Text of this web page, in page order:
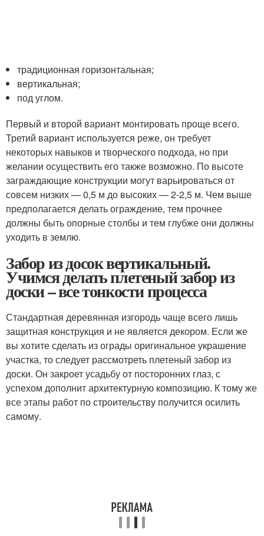
традиционная горизонтальная;
вертикальная;
под углом.
Первый и второй вариант монтировать проще всего.
Третий вариант используется реже, он требует
некоторых навыков и творческого подхода, но при
желании осуществить его также возможно. По высоте
заграждающие конструкции могут варьироваться от
совсем низких — 0,5 м до высоких — 2-2,5 м. Чем выше
предполагается делать ограждение, тем прочнее
должны быть опорные столбы и тем глубже они должны
уходить в землю.
Забор из досок вертикальный.
Учимся делать плетеный забор из
доски – все тонкости процесса
Стандартная деревянная изгородь чаще всего лишь
защитная конструкция и не является декором. Если же
вы хотите сделать из ограды оригинальное украшение
участка, то следует рассмотреть плетеный забор из
доски. Он закроет усадьбу от посторонних глаз, с
успехом дополнит архитектурную композицию. К тому же
все этапы работ по строительству получится осилить
самому.